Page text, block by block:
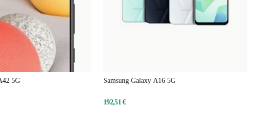
5G Samsung Galaxy A16 5G
192,51 €